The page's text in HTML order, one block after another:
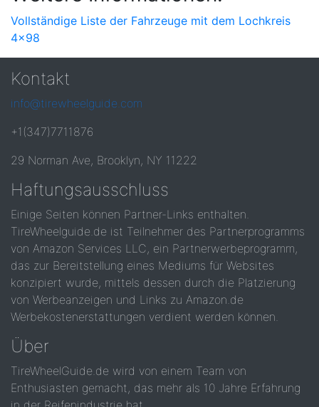
Vollständige Liste der Fahrzeuge mit dem Lochkreis
4x98
Kontakt
info@tirewheelguide.com
+1(347)7711876
29 Norman Ave, Brooklyn, NY 11222
Haftungsausschluss
Einige Seiten können Partner-Links enthalten.
TireWheelguide.de ist Teilnehmer des Partnerprogramms
von Amazon Services LLC, ein Partnerwerbeprogramm,
das zur Bereitstellung eines Mediums für Websites
konzipiert wurde, mittels dessen durch die Platzierung
von Werbeanzeigen und Links zu Amazon.de
Werbekostenerstattungen verdient werden können.
Über
TireWheelGuide.de wird von einem Team von
Enthusiasten gemacht, das mehr als 10 Jahre Erfahrung